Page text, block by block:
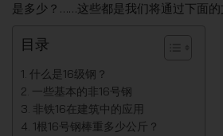
是多少？……这些都是我们将通过下面的
目录
什么是16级钢？
一些基本的非16号钢
非铁16在建筑中的应用
1根16号钢棒重多少公斤？